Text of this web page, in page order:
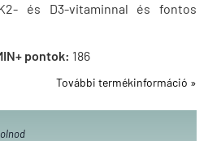
és D3-vitaminnal és fontos
pontok: 186
További termékinformáció »